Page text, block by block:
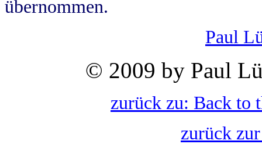
übernommen.
Paul
© 2009 by Paul
zurück zu: Back to
zurück